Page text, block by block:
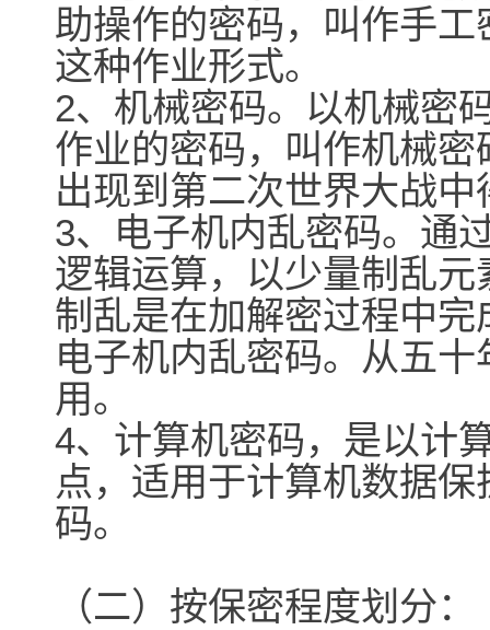
助操作的密码，叫作手
这种作业形式。
2、机械密码。以机械密
作业的密码，叫作机械
出现到第二次世界大战
3、电子机内乱密码。通
逻辑运算，以少量制乱
制乱是在加解密过程中
电子机内乱密码。从五
用。
4、计算机密码，是以计
点，适用于计算机数据
码。
（二）按保密程度划分：